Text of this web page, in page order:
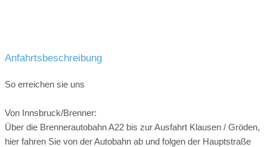
Anfahrtsbeschreibung
So erreichen sie uns
Von Innsbruck/Brenner:
Über die Brennerautobahn A22 bis zur Ausfahrt Klausen / Gröden,
hier fahren Sie von der Autobahn ab und folgen der Hauptstraße